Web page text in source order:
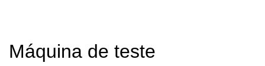
Máquina de teste